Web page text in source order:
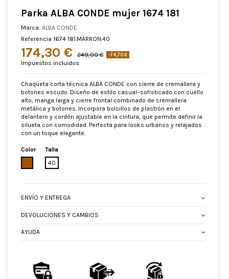
Parka ALBA CONDE mujer 1674 181
Marca: ALBA CONDE
Referencia 1674 181.MARRON.40
174,30 € 249,00 € -74,70 €
Impuestos incluidos
Chaqueta corta técnica ALBA CONDE con cierre de cremallera y
botones escudo. Diseño de estilo casual–sofisticado con cuello
alto, manga larga y cierre frontal combinado de cremallera
metálica y botones. Incorpora bolsillos de plastrón en el
delantero y cordón ajustable en la cintura, que permite definir la
silueta con comodidad. Perfecta para looks urbanos y relajados
con un toque elegante.
Color
MARRON
Talla
40
ENVÍO Y ENTREGA
DEVOLUCIONES Y CAMBIOS
AYUDA